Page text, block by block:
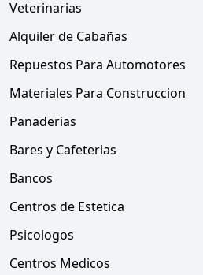
Veterinarias
Alquiler de Cabañas
Repuestos Para Automotores
Materiales Para Construccion
Panaderias
Bares y Cafeterias
Bancos
Centros de Estetica
Psicologos
Centros Medicos